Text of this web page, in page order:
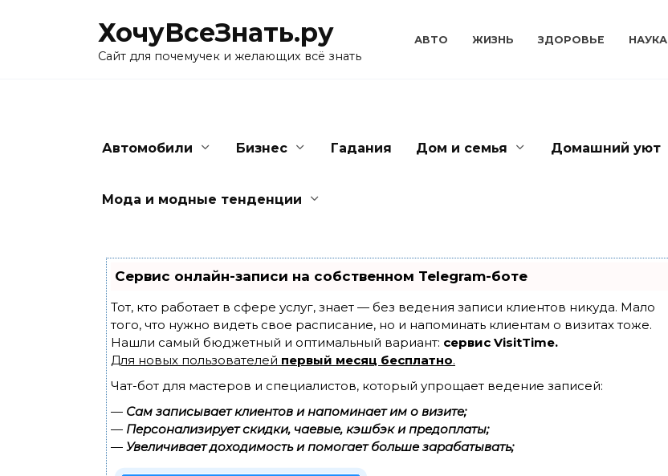
ХочуВсеЗнать.ру
Сайт для почемучек и желающих всё знать
АВТО ЖИЗНЬ ЗДОРОВЬЕ НАУКА
Автомобили Бизнес Гадания Дом и семья Домашний уют
Мода и модные тенденции
Сервис онлайн-записи на собственном Telegram-боте
Тот, кто работает в сфере услуг, знает — без ведения записи клиентов никуда. Мало
того, что нужно видеть свое расписание, но и напоминать клиентам о визитах тоже.
Нашли самый бюджетный и оптимальный вариант: сервис VisitTime.
Для новых пользователей первый месяц бесплатно.
Чат-бот для мастеров и специалистов, который упрощает ведение записей:
— Сам записывает клиентов и напоминает им о визите;
— Персонализирует скидки, чаевые, кэшбэк и предоплаты;
— Увеличивает доходимость и помогает больше зарабатывать;